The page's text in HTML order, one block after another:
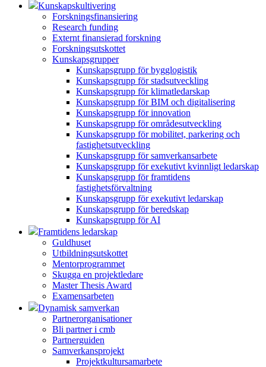
Kunskapskultivering
Forskningsfinansiering
Research funding
Externt finansierad forskning
Forskningsutskottet
Kunskapsgrupper
Kunskapsgrupp för bygglogistik
Kunskapsgrupp för stadsutveckling
Kunskapsgrupp för klimatledarskap
Kunskapsgrupp för BIM och digitalisering
Kunskapsgrupp för innovation
Kunskapsgrupp för områdesutveckling
Kunskapsgrupp för mobilitet, parkering och
fastighetsutveckling
Kunskapsgrupp för samverkansarbete
Kunskapsgrupp för exekutivt kvinnligt ledarskap
Kunskapsgrupp för framtidens
fastighetsförvaltning
Kunskapsgrupp för exekutivt ledarskap
Kunskapsgrupp för beredskap
Kunskapsgrupp för AI
Framtidens ledarskap
Guldhuset
Utbildningsutskottet
Mentorprogrammet
Skugga en projektledare
Master Thesis Award
Examensarbeten
Dynamisk samverkan
Partnerorganisationer
Bli partner i cmb
Partnerguiden
Samverkansprojekt
Projektkultursamarbete